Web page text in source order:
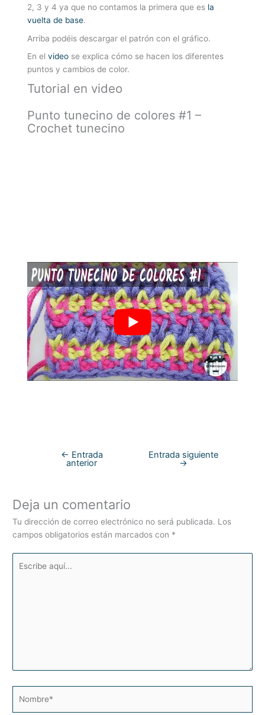
2, 3 y 4 ya que no contamos la primera que es la
vuelta de base.
Arriba podéis descargar el patrón con el gráfico.
En elvideo se explica cómo se hacen los diferentes
puntos y cambios de color.
Tutorial en video
Punto tunecino de colores #1 –
Crochet tunecino
← Entrada
anterior
Entrada siguiente
→
Deja un comentario
Tu dirección de correo electrónico no será publicada. Los
campos obligatorios están marcados con *
aquí...